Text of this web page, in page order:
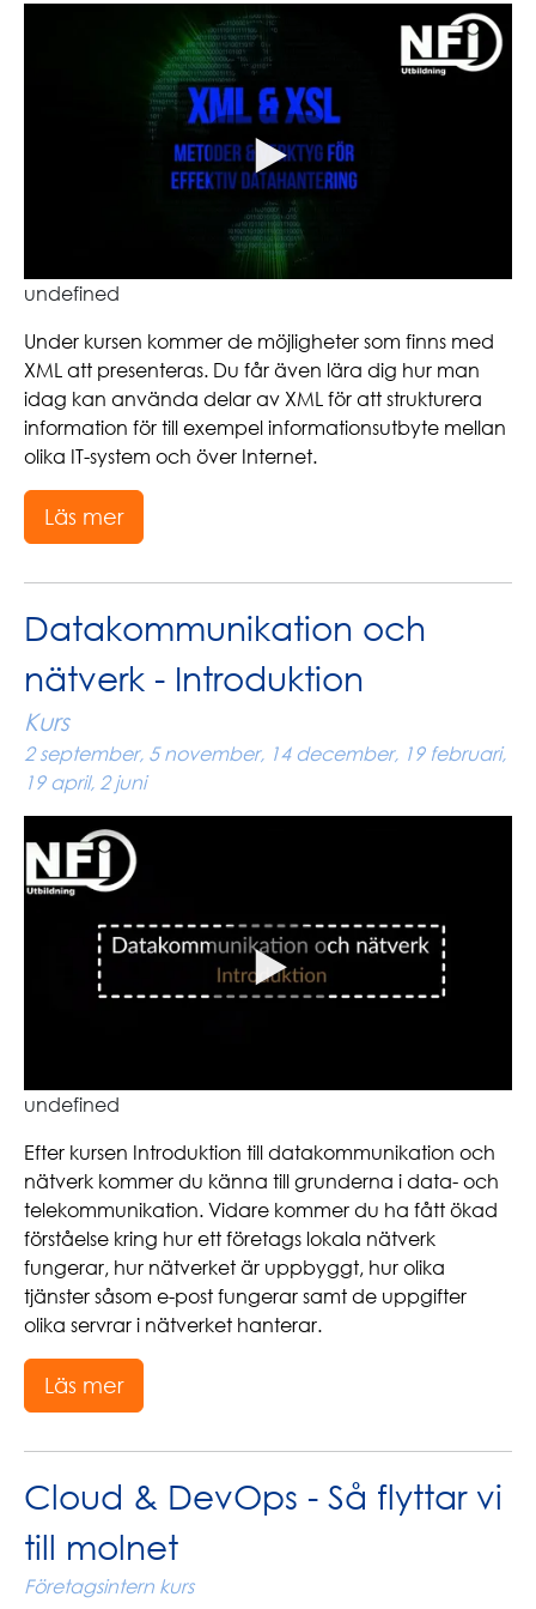
undefined
Under kursen kommer de möjligheter som finns med
XML att presenteras. Du får även lära dig hur man
idag kan använda delar av XML för att strukturera
information för till exempel informationsutbyte mellan
olika IT-system och över Internet.
Läs mer
Datakommunikation och
nätverk - Introduktion
Kurs
2 september, 5 november, 14 december, 19 februari,
19 april, 2 juni
undefined
Efter kursen Introduktion till datakommunikation och
nätverk kommer du känna till grunderna i data- och
telekommunikation. Vidare kommer du ha fått ökad
förståelse kring hur ett företags lokala nätverk
fungerar, hur nätverket är uppbyggt, hur olika
tjänster såsom e-post fungerar samt de uppgifter
olika servrar i nätverket hanterar.
Läs mer
Cloud & DevOps - Så flyttar vi
till molnet
Företagsintern kurs